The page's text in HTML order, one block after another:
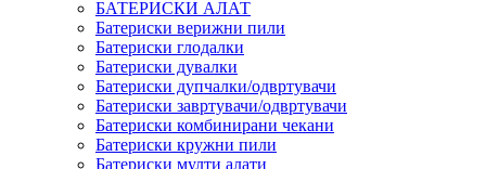
БАТЕРИСКИ АЛАТ
Батериски верижни пили
Батериски глодалки
Батериски дувалки
Батериски дупчалки/одвртувачи
Батериски завртувачи/одвртувачи
Батериски комбинирани чекани
Батериски кружни пили
Батериски мулти алати